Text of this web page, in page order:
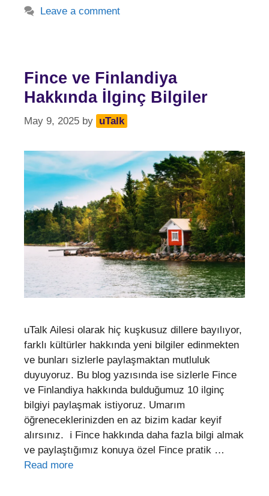
Leave a comment
Fince ve Finlandiya
Hakkında İlginç Bilgiler
May 9, 2025 by uTalk
uTalk Ailesi olarak hiç kuşkusuz dillere bayılıyor,
farklı kültürler hakkında yeni bilgiler edinmekten
ve bunları sizlerle paylaşmaktan mutluluk
duyuyoruz. Bu blog yazısında ise sizlerle Fince
ve Finlandiya hakkında bulduğumuz 10 ilginç
bilgiyi paylaşmak istiyoruz. Umarım
öğreneceklerinizden en az bizim kadar keyif
alırsınız. ℹ️ Fince hakkında daha fazla bilgi almak
ve paylaştığımız konuya özel Fince pratik …
Read more